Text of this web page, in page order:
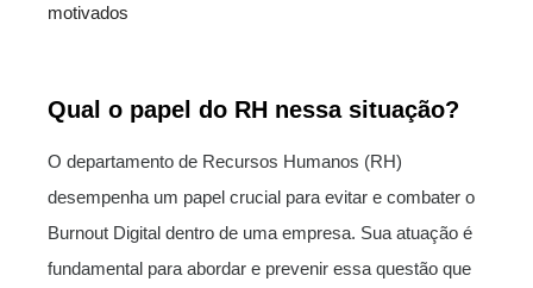
motivados
Qual o papel do RH nessa situação?
O departamento de Recursos Humanos (RH)
desempenha um papel crucial para evitar e combater o
Burnout Digital dentro de uma empresa. Sua atuação é
fundamental para abordar e prevenir essa questão que